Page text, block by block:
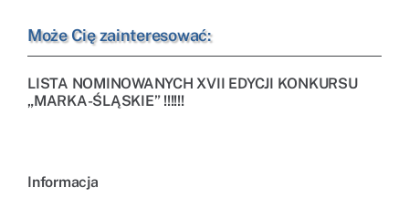
Może Cię zainteresować:
LISTA NOMINOWANYCH XVII EDYCJI KONKURSU
„MARKA-ŚLĄSKIE” !!!!!!
Informacja